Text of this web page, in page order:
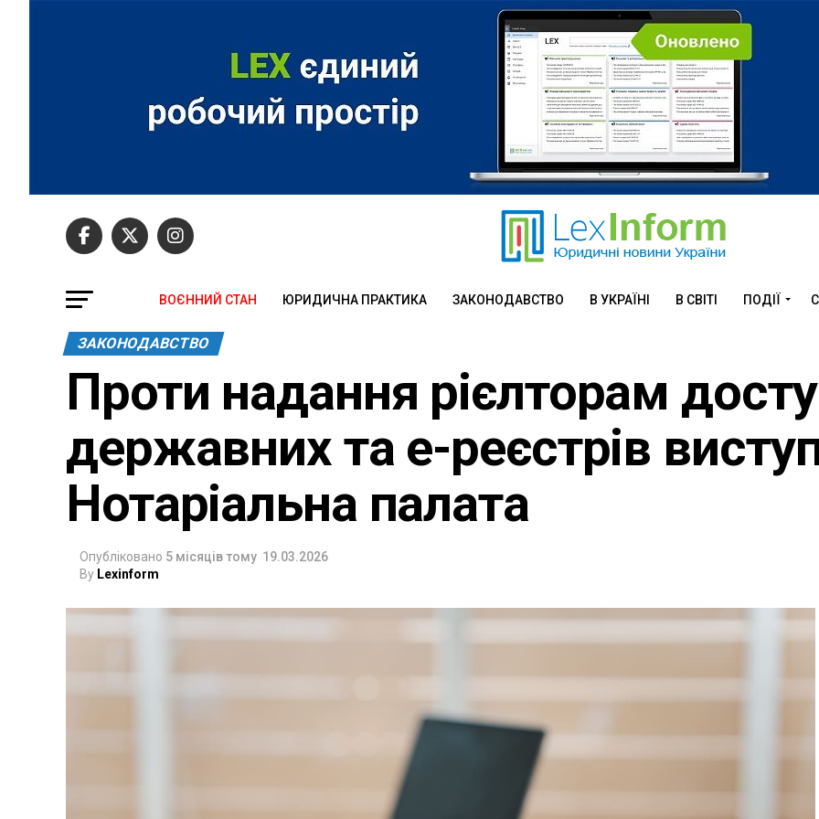
ВОЄННИЙ СТАН ЮРИДИЧНА ПРАКТИКА ЗАКОНОДАВСТВО В УКРАЇНІ В СВІТІ ПОДІЇ
ЗАКОНОДАВСТВО
Проти надання рієлторам
державних та е-реєстрів
Нотаріальна палата
Опубліковано 5 місяців тому 19.03.2026
By Lexinform